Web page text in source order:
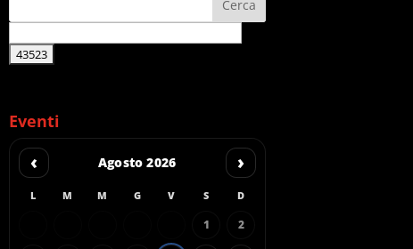
Eventi
‹ Agosto 2026 ›
L M M G V S D
1 2